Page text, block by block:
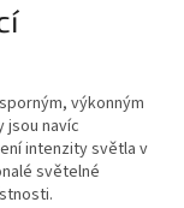
výkonným
jsou navíc
intenzity světla v
světelné